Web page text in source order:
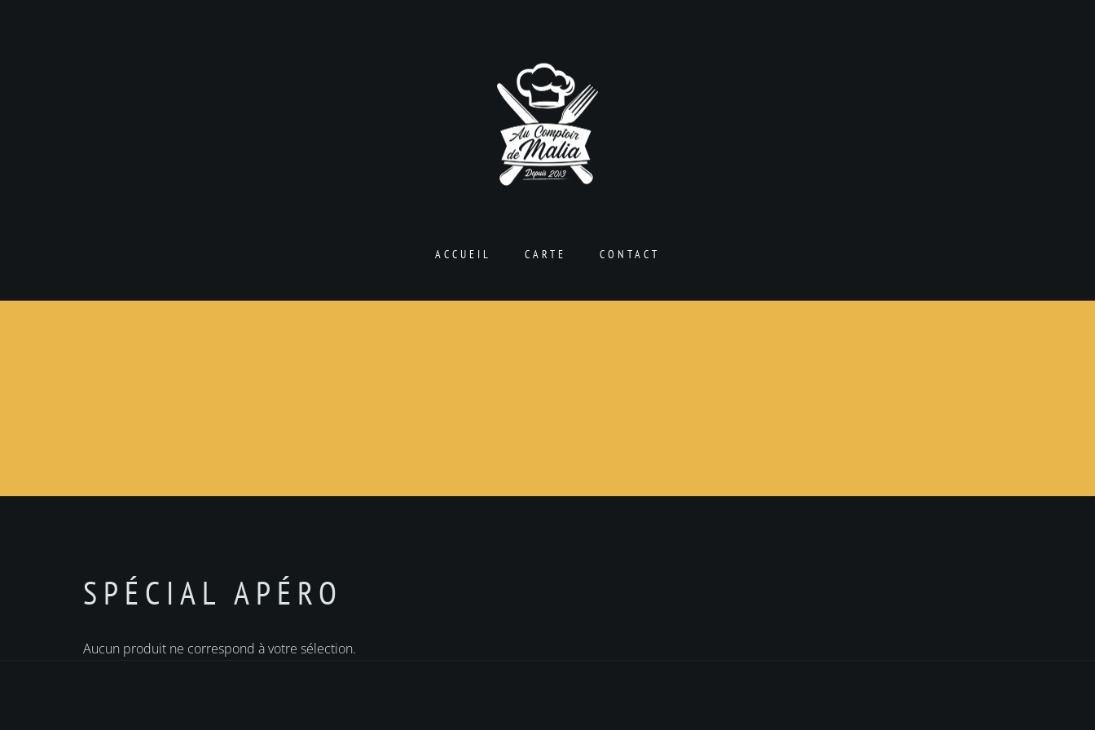
ACCUEIL CARTE CONTACT
SPÉCIAL APÉRO
Aucun produit ne correspond à votre sélection.